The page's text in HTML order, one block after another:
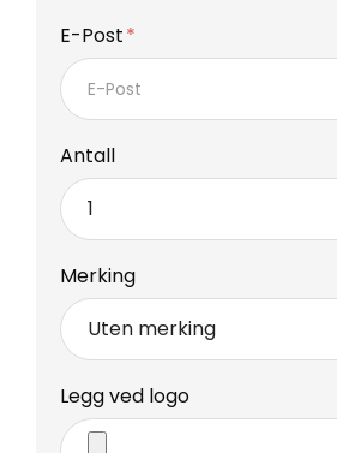
E-Post
Antall
Merking
Legg ved logo